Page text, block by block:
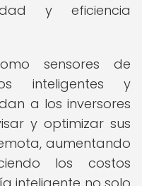
y eficiencia
sensores de
inteligentes y
a los inversores
y optimizar sus
aumentando
los costos